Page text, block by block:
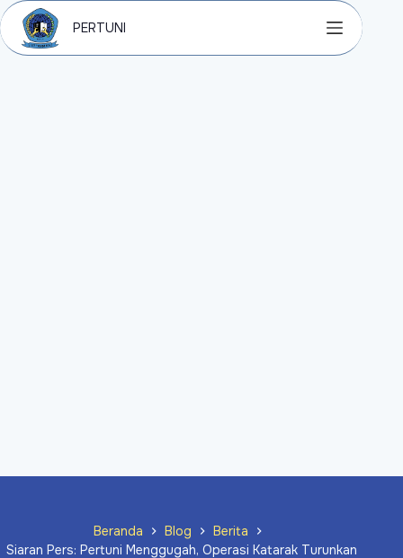
PERTUNI
Beranda Blog
Berita
Siaran Pers: Pertuni Menggugah, Operasi Katarak Turunkan